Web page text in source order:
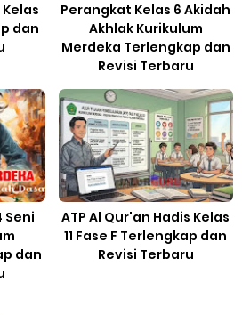
dan
Perangkat Kelas 6 Akidah
Akhlak Kurikulum
Merdeka Terlengkap dan
Revisi Terbaru
Seni
dan
ATP Al Qur'an Hadis Kelas
11 Fase F Terlengkap dan
Revisi Terbaru